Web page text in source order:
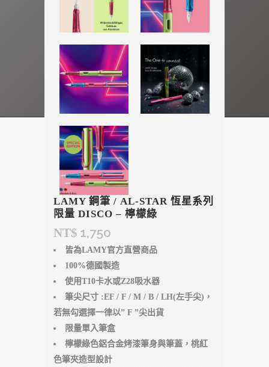
LAMY 鋼筆 / AL-STAR 恆星系列
限量 DISCO – 檸檬綠
NT$ 1,750
皆為LAMY官方直營商品
100%德國製造
使用T10卡水或Z28吸水器
筆尖尺寸 :EF / F / M / B / LH(左手尖)，
若無勾選擇一律以” F ”尖出貨
限量單入筆盒
檸檬綠色鋁合金烤漆筆身與筆蓋，桃紅
色筆夾造型設計